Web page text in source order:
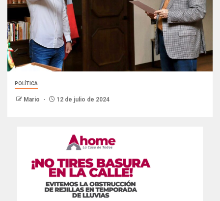
POLÍTICA
Mario 12 de julio de 2024